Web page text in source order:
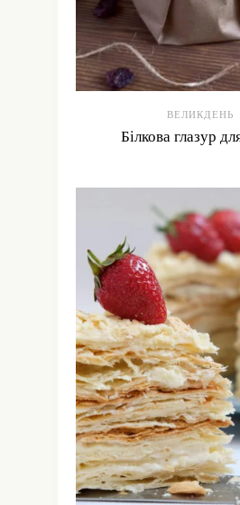
ВЕЛИКДЕНЬ
Білкова глазур